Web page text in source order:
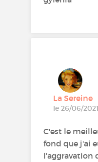
La Sereine
le 26/06/2021
C'est le
fond que j'ai
l'aggravation